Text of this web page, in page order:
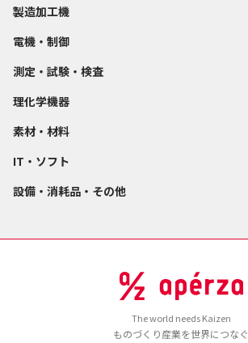
製造加工機
電機・制御
測定・試験・検査
理化学機器
素材・材料
IT・ソフト
設備・消耗品・その他
The world needs Kaizen
ものづくり産業を世界につなぐ